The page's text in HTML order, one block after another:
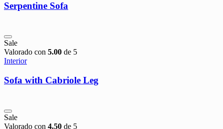
Serpentine Sofa
Sale
Valorado con 5.00 de 5
Interior
Sofa with Cabriole Leg
Sale
Valorado con 4.50 de 5